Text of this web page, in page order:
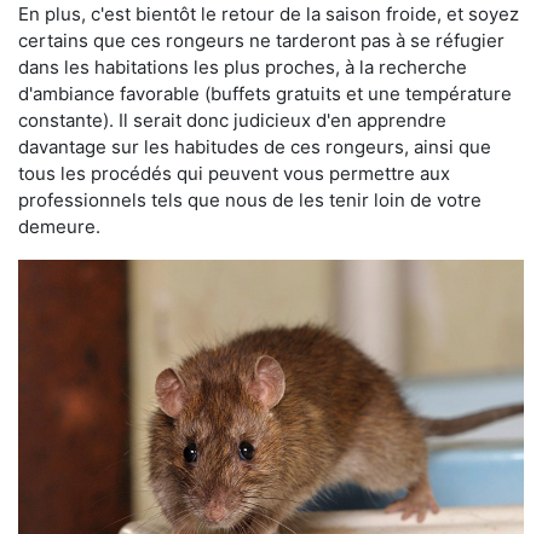
En plus, c'est bientôt le retour de la saison froide, et soyez
certains que ces rongeurs ne tarderont pas à se réfugier
dans les habitations les plus proches, à la recherche
d'ambiance favorable (buffets gratuits et une température
constante). Il serait donc judicieux d'en apprendre
davantage sur les habitudes de ces rongeurs, ainsi que
tous les procédés qui peuvent vous permettre aux
professionnels tels que nous de les tenir loin de votre
demeure.